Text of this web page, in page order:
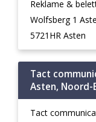
Reklame &
Wolfsberg 1
5721HR Asten
Tact
Asten, Noord-
Tact